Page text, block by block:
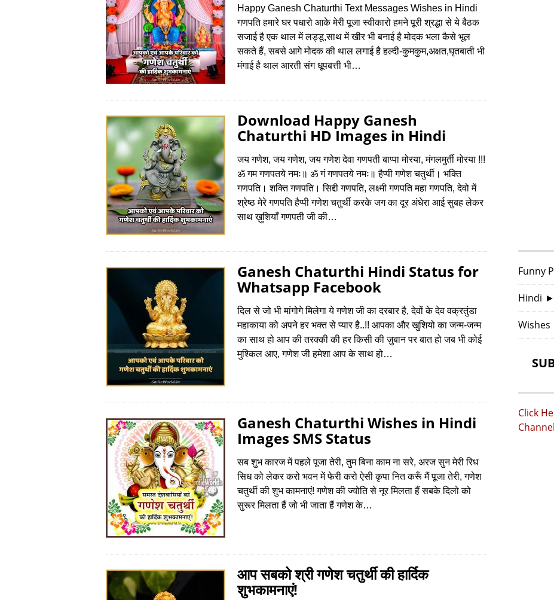
Happy Ganesh Chaturthi Text Messages Wishes in Hindi
गणपति हमारे घर पधारो आके मेरी पूजा स्वीकारो हमने पूरी श्रद्धा से ये बैठक
सजाई है एक थाल में लड्डू,साथ में खीर भी बनाई है मोदक भला कैसे भूल
सकते हैं, सबसे आगे मोदक की थाल लगाई है हल्दी-कुमकुम,अक्षत,घृतबाती भी
मंगाई है थाल आरती संग धूपबत्ती भी…
Download Happy Ganesh
Chaturthi HD Images in Hindi
जय गणेश, जय गणेश, जय गणेश देवा गणपती बाप्पा मोरया, मंगलमुर्ती मोरया !!!
ॐ गम गणपतये नमः॥ ॐ गं गणपतये नमः॥ हैप्पी गणेश चतुर्थी। भक्ति
गणपति। शक्ति गणपति। सिद्दी गणपति, लक्ष्मी गणपति महा गणपति, देवो में
श्रेष्ठ मेरे गणपति हैप्पी गणेश चतुर्थी करके जग का दूर अंधेरा आई सुबह लेकर
साथ ख़ुशियाँ गणपती जी की…
Ganesh Chaturthi Hindi Status for
Whatsapp Facebook
दिल से जो भी मांगोगे मिलेगा ये गणेश जी का दरबार है, देवों के देव वक्रतुंडा
महाकाया को अपने हर भक्त से प्यार है..!! आपका और खुशियो का जन्म-जन्म
का साथ हो आप की तरक्की की हर किसी की ज़ुबान पर बात हो जब भी कोई
मुश्किल आए, गणेश जी हमेशा आप के साथ हो…
Ganesh Chaturthi Wishes in Hindi
Images SMS Status
सब शुभ कारज में पहले पूजा तेरी, तुम बिना काम ना सरे, अरज सुन मेरी रिध
सिध को लेकर करो भवन में फेरी करो ऐसी कृपा नित करूँ मैं पूजा तेरी, गणेश
चतुर्थी की शुभ कामनाएं! गणेश की ज्योति से नूर मिलता हैं सबके दिलो को
सुरूर मिलता हैं जो भी जाता हैं गणेश के…
आप सबको श्री गणेश चतुर्थी की हार्दिक
शुभकामनाएं!
Funny
Hindi ►
Wishes
Click
Channel